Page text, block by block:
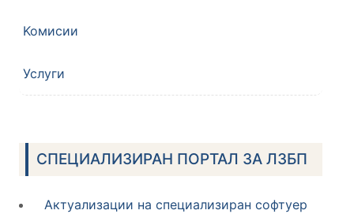
Koмисии
Услуги
СПЕЦИАЛИЗИРАН ПОРТАЛ ЗА ЛЗБП
Актуализации на специализиран софтуер